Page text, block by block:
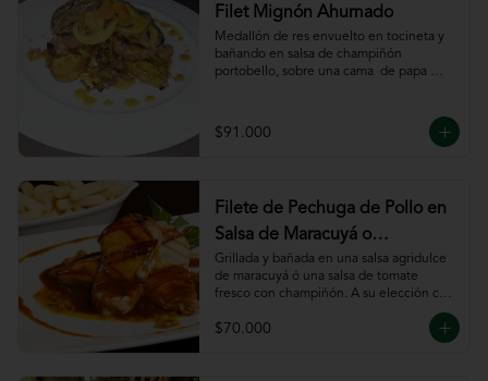
Filet Mignón Ahumado
Medallón de res envuelto en tocineta y
bañando en salsa de champiñón
portobello, sobre una cama  de papa
$91.000
Filete de Pechuga de Pollo en
Salsa de Maracuyá o
Pomodoro
Grillada y bañada en una salsa agridulce
de maracuyá ó una salsa de tomate
fresco con champiñón. A su elección con
espiral o puré.
$70.000